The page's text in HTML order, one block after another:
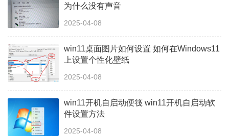
为什么没有声音
2025-04-08
win11桌面图片如何设置 如何在Windows11
上设置个性化壁纸
2025-04-08
win11开机自启动便筏 win11开机自启动软
件设置方法
2025-04-08